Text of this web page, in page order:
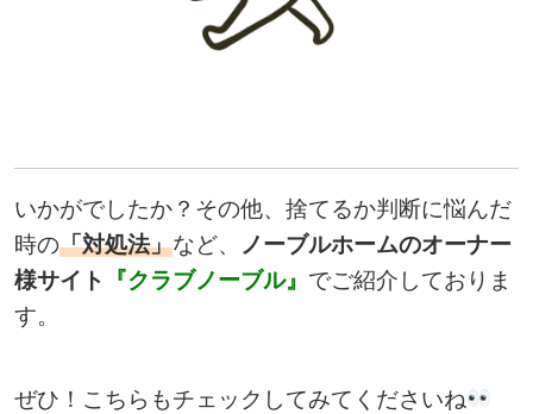
いかがでしたか？その他、捨てるか判断に悩んだ
時の「対処法」など、
ノーブルホームのオーナー
様サイト
『クラブノーブル』 でご紹介しておりま
す。
ぜひ！こちらもチェックしてみてくださいね